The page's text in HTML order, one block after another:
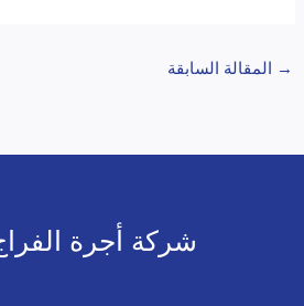
→ المقالة السابقة
شركة أجرة